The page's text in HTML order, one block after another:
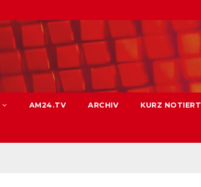
AM24.TV ARCHIV KURZ NOTIERT